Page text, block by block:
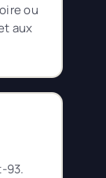
ou
aux
93.